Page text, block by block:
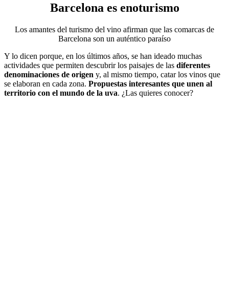
Barcelona es enoturismo
Los amantes del turismo del vino afirman que las comarcas de
Barcelona son un auténtico paraíso
Y lo dicen porque, en los últimos años, se han ideado muchas
actividades que permiten descubrir los paisajes de las diferentes
denominaciones de origen y, al mismo tiempo, catar los vinos que
se elaboran en cada zona. Propuestas interesantes que unen al
territorio con el mundo de la uva. ¿Las quieres conocer?